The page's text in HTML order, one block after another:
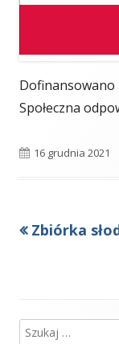
Dofinansowano
Społeczna
Opublikowano
16 grudnia 2021
Nawigacja
Poprzedni
Zbiórka
Główny
Szukaj: